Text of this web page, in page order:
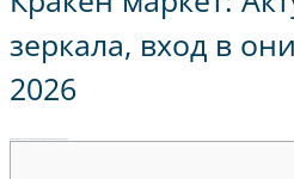
зеркала, вход в
2026